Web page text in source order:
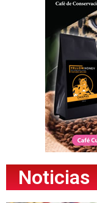
Noticias